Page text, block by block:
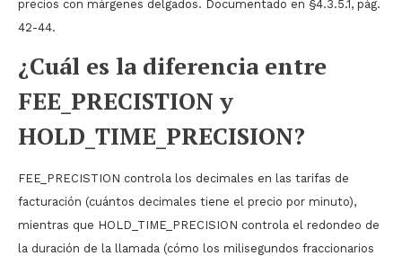
precios con márgenes delgados. Documentado en §4.3.5.1, pág.
42-44.
¿Cuál es la diferencia entre
FEE_PRECISTION y
HOLD_TIME_PRECISION?
FEE_PRECISTION controla los decimales en las tarifas de
facturación (cuántos decimales tiene el precio por minuto),
mientras que HOLD_TIME_PRECISION controla el redondeo de
la duración de la llamada (cómo los milisegundos fraccionarios